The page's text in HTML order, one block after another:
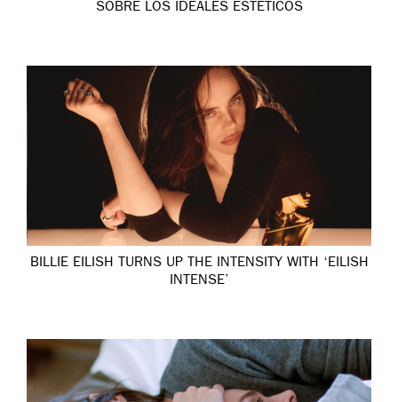
SOBRE LOS IDEALES ESTÉTICOS
BILLIE EILISH TURNS UP THE INTENSITY WITH ‘EILISH
INTENSE’